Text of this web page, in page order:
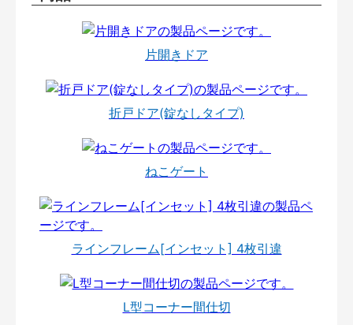
片開きドア
折戸ドア(錠なしタイプ)
ねこゲート
ラインフレーム[インセット] 4枚引違
L型コーナー間仕切